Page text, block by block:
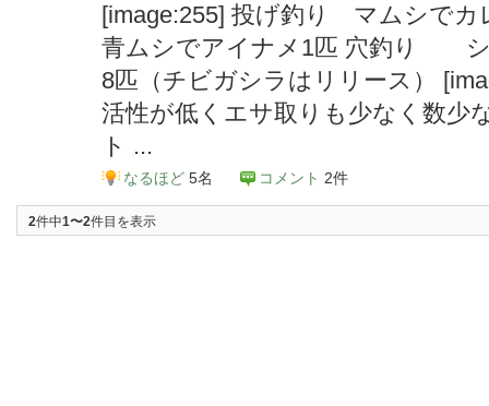
[image:255] 投げ釣り マ
青ムシでアイナメ1匹 穴釣り シ
8匹（チビガシラはリリース）
活性が低くエサ取りも少なく数少
ト ...
なるほど 5名 コメント 2件
2件中1〜2件目を表示